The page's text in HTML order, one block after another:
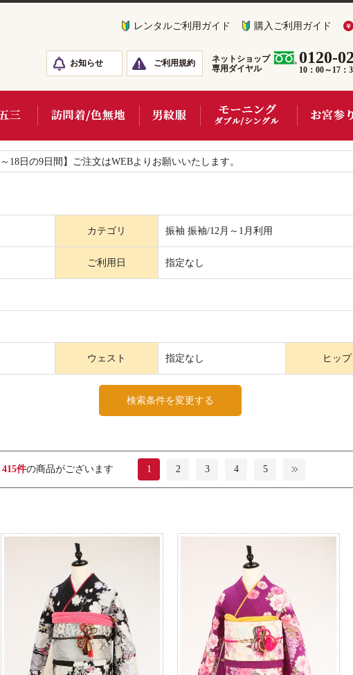
レンタルご利用ガイド 購入ご利用ガイド
お知らせ ご利用規約
ネットショップ
専用ダイヤル
0120-
10：00～17：
18日の9日間】ご注文はWEBよりお願いいたします。
カテゴリ 振袖 振袖/12月～1月利用
ご利用日 指定なし
ウェスト 指定なし ヒップ
検索条件を変更する
415件の商品がございます 1 2 3 4 5